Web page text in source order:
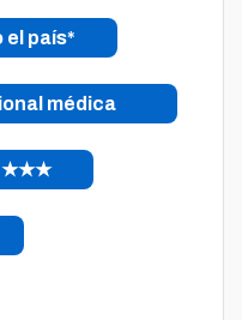
el país*
médica
★★★